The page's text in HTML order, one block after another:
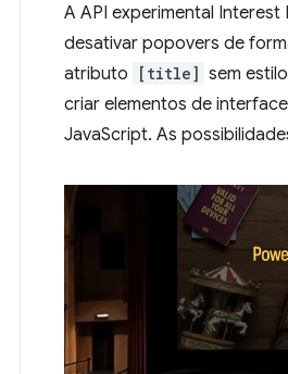
A API experimental
desativar popovers de
atributo
[title] sem
criar elementos de
JavaScript. As